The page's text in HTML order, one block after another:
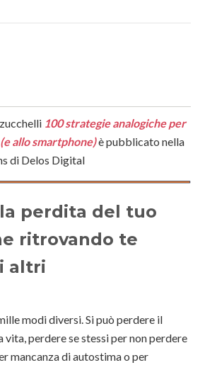
100 strategie analogiche per
allo smartphone)è pubblicato nella
di Delos Digital
perdita del tuo
ritrovando te
altri
modi diversi. Si può perdere il
perdere se stessi per non perdere
mancanza di autostima o per